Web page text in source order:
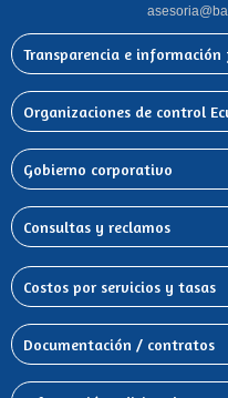
Transparencia e
Organizaciones de control
Gobierno corporativo
Consultas y reclamos
Costos por servicios y tasas
Documentación / contratos